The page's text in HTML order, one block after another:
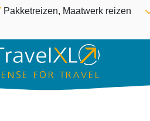
Overslaan en naar de
Pakketreizen, Maatwerk reizen